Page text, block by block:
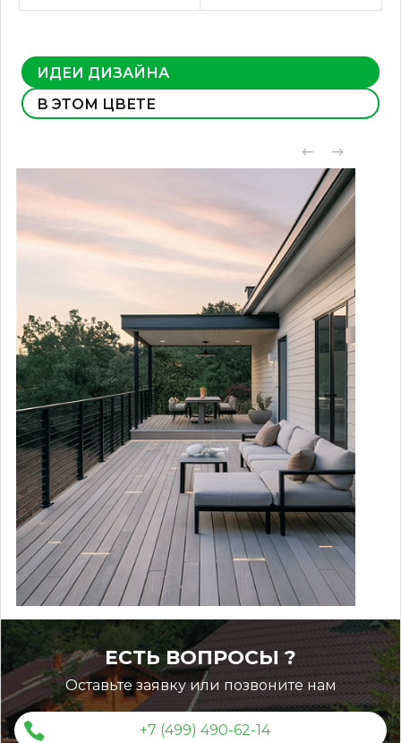
ИДЕИ ДИЗАЙНА
В ЭТОМ ЦВЕТЕ
ЕСТЬ ВОПРОСЫ ?
Оставьте заявку или позвоните нам
+7 (499) 490-62-14